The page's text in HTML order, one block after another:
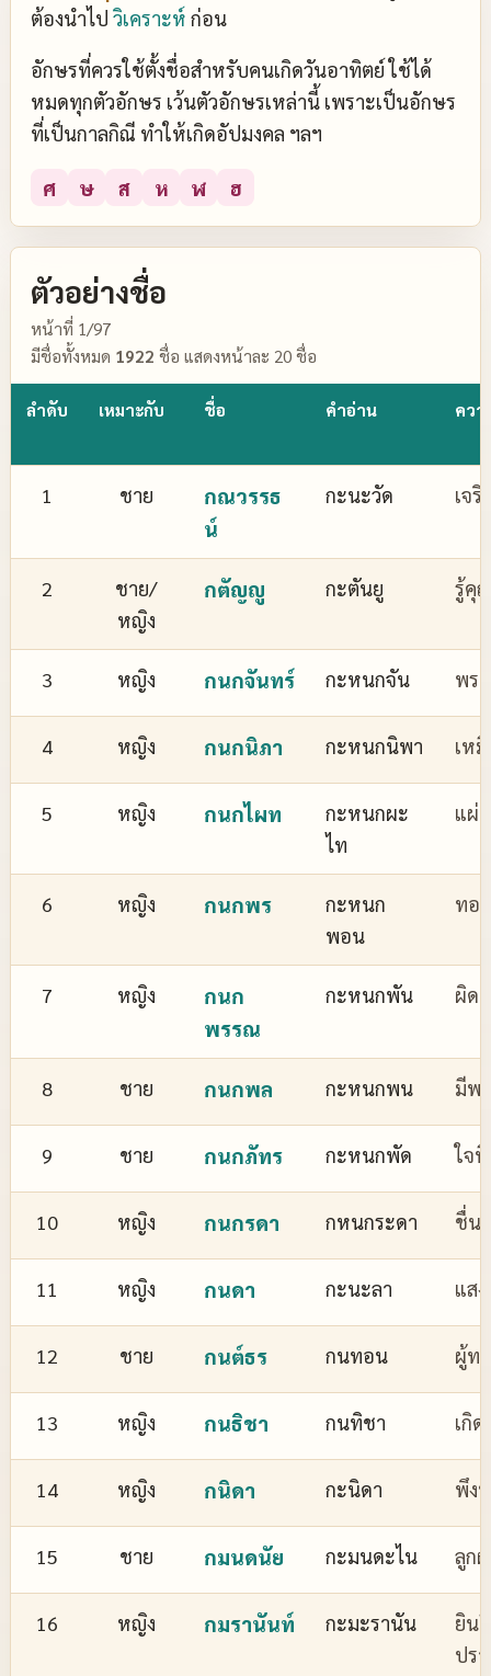
ต้องนำไป วิเคราะห์ ก่อน
อักษรที่ควรใช้ตั้งชื่อสำหรับคนเกิดวันอาทิตย์ ใช้ได้
หมดทุกตัวอักษร เว้นตัวอักษรเหล่านี้ เพราะเป็นอักษร
ที่เป็นกาลกิณี ทำให้เกิดอัปมงคล ฯลฯ
ศ ษ ส ห ฬ ฮ
ตัวอย่างชื่อ
หน้าที่ 1/97
มีชื่อทั้งหมด 1922 ชื่อ แสดงหน้าละ 20 ชื่อ
ลำดับ เหมาะกับ ชื่อ คำอ่าน คว
1 ชาย
กณวรรธ
น์
กะนะวัด เจ
2
ชาย/
หญิง
กตัญญู กะตันยู รู้คุ
3 หญิง กนกจันทร์ กะหนกจัน พร
4 หญิง กนกนิภา กะหนกนิพา เห
5 หญิง กนกไผท
กะหนกผะ
ไท
แผ่
6 หญิง กนกพร
กะหนก
พอน
ทอ
7 หญิง
กนก
พรรณ
กะหนกพัน ผิด
8 ชาย กนกพล กะหนกพน มีพ
9 ชาย กนกภัทร กะหนกพัด ใจ
10 หญิง กนกรดา กหนกระดา ชื่น
11 หญิง กนดา กะนะลา แสง
12 ชาย กนต์ธร กนทอน ผู้ท
13 หญิง กนธิชา กนทิชา เกิด
14 หญิง กนิดา กะนิดา พึง
15 ชาย กมนดนัย กะมนดะไน ลูก
16 หญิง กมรานันท์ กะมะรานัน
ยิน
ปร